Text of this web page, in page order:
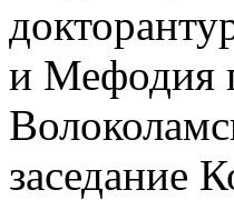
и Мефодия
заседание